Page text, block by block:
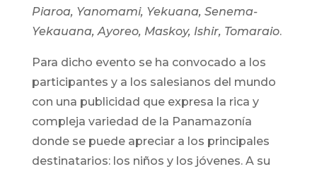
Piaroa, Yanomami, Yekuana, Senema-
Yekauana, Ayoreo, Maskoy, Ishir, Tomaraio.
Para dicho evento se ha convocado a los
participantes y a los salesianos del mundo
con una publicidad que expresa la rica y
compleja variedad de la Panamazonía
donde se puede apreciar a los principales
destinatarios: los niños y los jóvenes. A su